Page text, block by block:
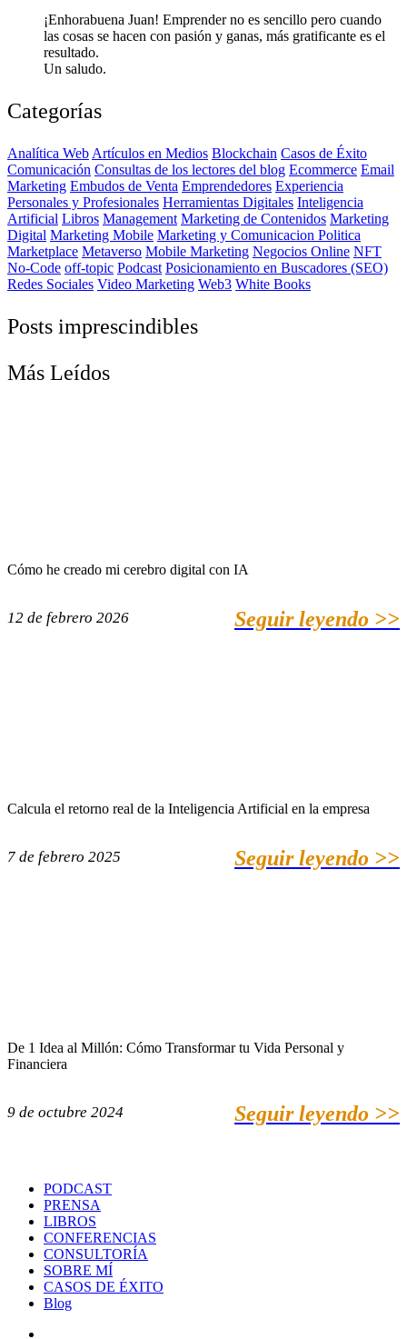
¡Enhorabuena Juan! Emprender no es sencillo pero cuando
las cosas se hacen con pasión y ganas, más gratificante es el
resultado.
Un saludo.
Categorías
Analítica Web Artículos en Medios Blockchain Casos de Éxito
Comunicación Consultas de los lectores del blog Ecommerce Email
Marketing Embudos de Venta Emprendedores Experiencia
Personales y Profesionales Herramientas Digitales Inteligencia
Artificial Libros Management Marketing de Contenidos Marketing
Digital Marketing Mobile Marketing y Comunicacion Politica
Marketplace Metaverso Mobile Marketing Negocios Online NFT
No-Code off-topic Podcast Posicionamiento en Buscadores (SEO)
Redes Sociales Video Marketing Web3 White Books
Posts imprescindibles
Más Leídos
Cómo he creado mi cerebro digital con IA
12 de febrero 2026 Seguir leyendo >>
Calcula el retorno real de la Inteligencia Artificial en la empresa
7 de febrero 2025 Seguir leyendo >>
De 1 Idea al Millón: Cómo Transformar tu Vida Personal y
Financiera
9 de octubre 2024 Seguir leyendo >>
PODCAST
PRENSA
LIBROS
CONFERENCIAS
CONSULTORÍA
SOBRE MÍ
CASOS DE ÉXITO
Blog